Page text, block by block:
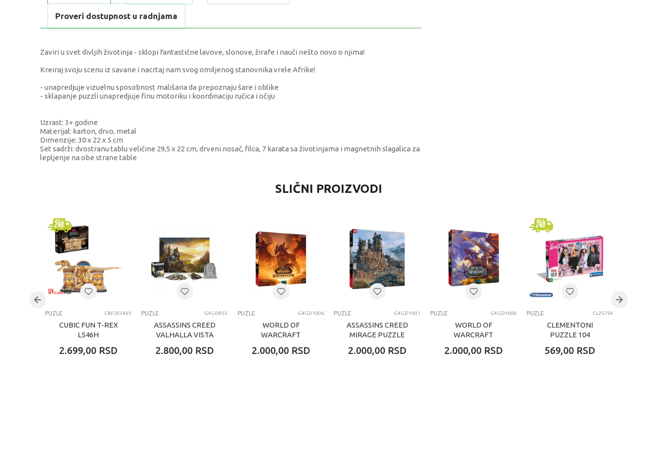
Proveri dostupnost u radnjama
Zaviri u svet divljih životinja - sklopi fantastične lavove, slonove, žirafe i nauči nešto novo o njima!
Kreiraj svoju scenu iz savane i nacrtaj nam svog omiljenog stanovnika vrele Afrike!
- unapredjuje vizuelnu sposobnost mališana da prepoznaju šare i oblike
- sklapanje puzzli unapredjuje finu motoriku i koordinaciju ručica i očiju
Uzrast: 3+ godine
Materijal: karton, drvo, metal
Dimenzije: 30 x 22 x 5 cm
Set sadrži: dvostranu tablu veličine 29,5 x 22 cm, drveni nosač, filca, 7 karata sa životinjama i magnetnih slagalica za
lepljenje na obe strane table
Puzle
Brend
Pol univerzalno
Uzrast 4-6 godina
Kategorija PUZZLE
SLIČNI PROIZVODI
PUZLE CBF205461
CUBIC FUN T-REX
L546H
2.699,00 RSD
PUZLE G4GD955
ASSASSINS CREED
VALHALLA VISTA
PUZZLE
2.800,00 RSD
PUZLE G4GD1006
WORLD OF
WARCRAFT
CLASSIC PUZZLE
2.000,00 RSD
PUZLE G4GD1001
ASSASSINS CREED
MIRAGE PUZZLE
2.000,00 RSD
PUZLE G4GD1000
WORLD OF
WARCRAFT
ALEXSTRASZA
2.000,00 RSD
PUZLE CL25754
CLEMENTONI
PUZZLE 104
569,00 RSD